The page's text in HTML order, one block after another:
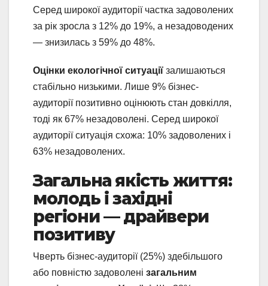
Серед широкої аудиторії частка задоволених
за рік зросла з 12% до 19%, а незадоводених
— знизилась з 59% до 48%.
Оцінки екологічної ситуації залишаються
стабільно низькими. Лише 9% бізнес-
аудиторії позитивно оцінюють стан довкілля,
тоді як 67% незадоволені. Серед широкої
аудиторії ситуація схожа: 10% задоволених і
63% незадоволених.
Загальна якість життя:
молодь і західні
регіони — драйвери
позитиву
Чверть бізнес-аудиторії (25%) здебільшого
або повністю задоволені загальним